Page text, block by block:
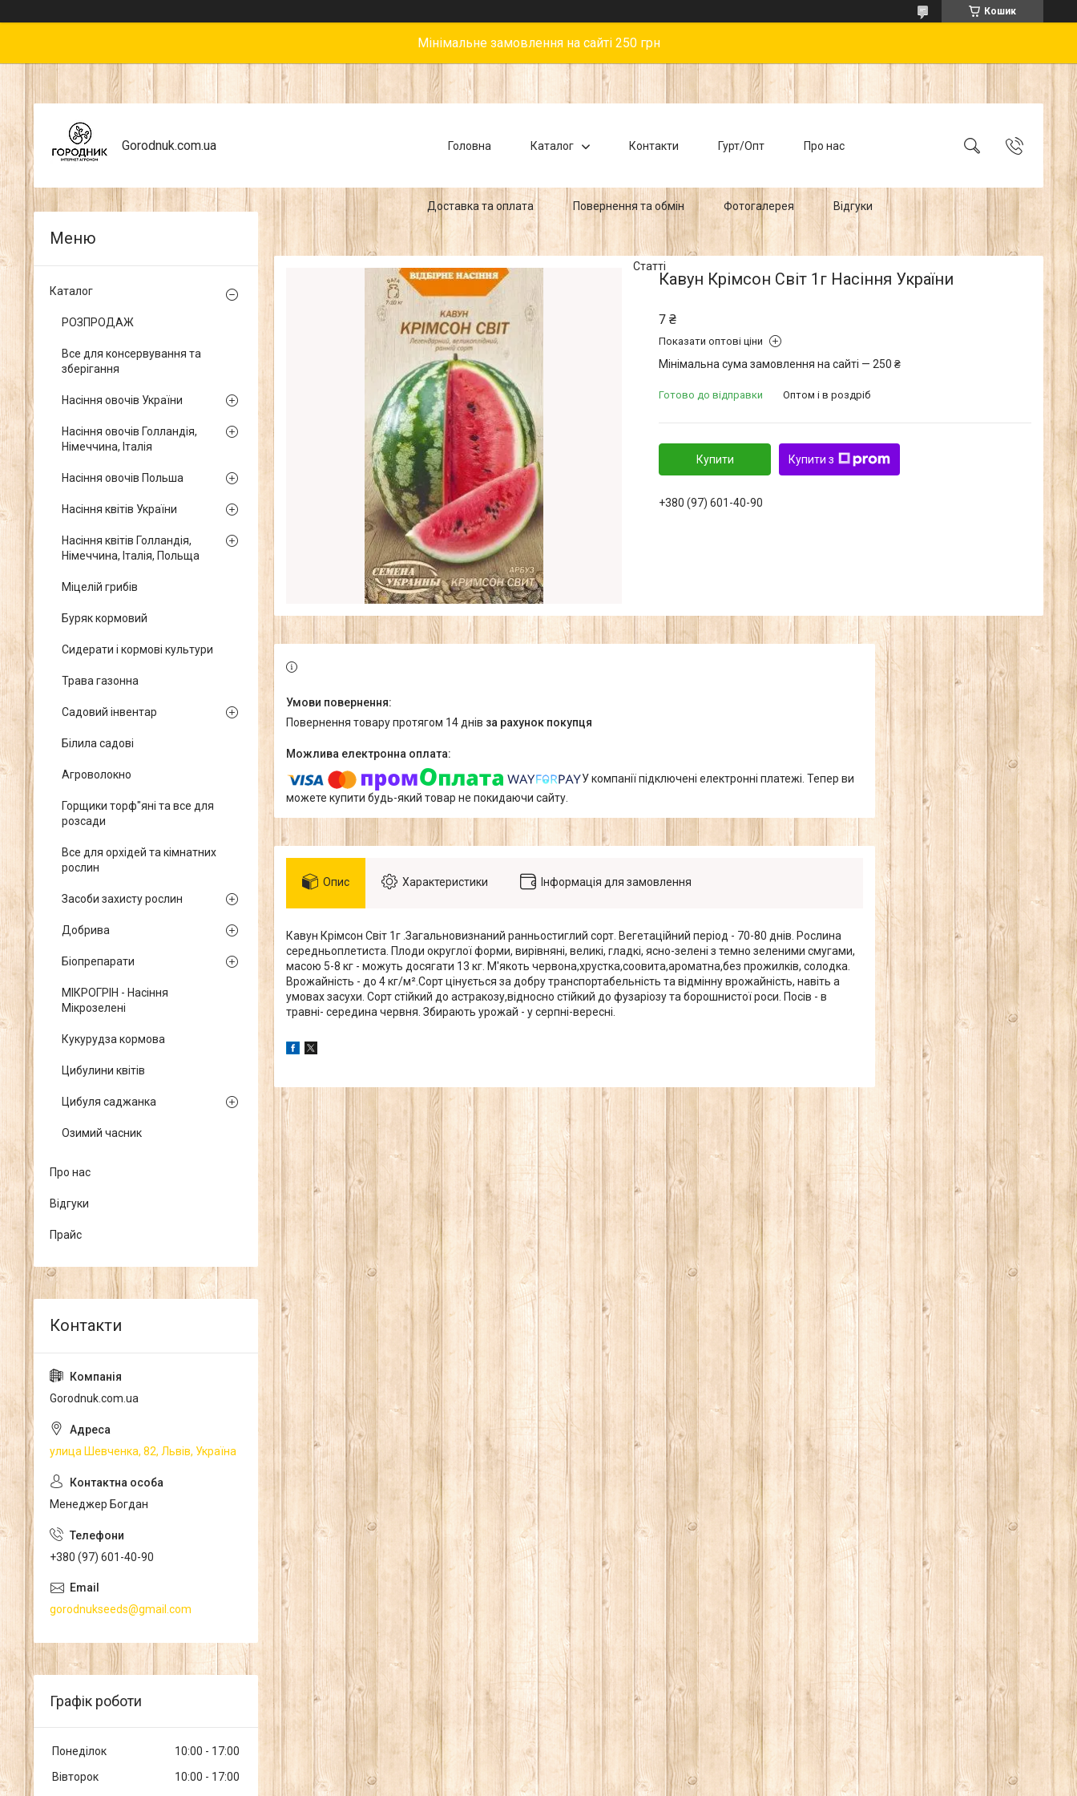
Кошик
Мінімальне замовлення на сайті 250 грн
Gorodnuk.com.ua Головна Каталог Контакти Гурт/Опт Про нас
Доставка та оплата Повернення та обмін Фотогалерея Відгуки
Статті
Кавун Крімсон Світ 1г Насіння України
7 ₴
Показати оптові ціни
Мінімальна сума замовлення на сайті — 250 ₴
Готово до відправки Оптом і в роздріб
Купити Купити з
+380 (97) 601-40-90
повернення товару протягом 14 днів за рахунок покупця
У компанії підключені електронні платежі. Тепер ви
можете купити будь-який товар не покидаючи сайту.
Опис Характеристики Інформація для замовлення
Кавун Крімсон Світ 1г .Загальновизнаний ранньостиглий сорт. Вегетаційний період - 70-80 днів. Рослина
середньоплетиста. Плоди округлої форми, вирівняні, великі, гладкі, ясно-зелені з темно зеленими смугами,
масою 5-8 кг - можуть досягати 13 кг. М'якоть червона,хрустка,соовита,ароматна,без прожилків, солодка.
Врожайність - до 4 кг/м².Сорт цінується за добру транспортабельність та відмінну врожайність, навіть а
умовах засухи. Сорт стійкий до астракозу,відносно стійкий до фузаріозу та борошнистої роси. Посів - в
травні- середина червня. Збирають урожай - у серпні-вересні.
Каталог
РОЗПРОДАЖ
Все для консервування та
зберігання
Насіння овочів України
Насіння овочів Голландія,
Німеччина, Італія
Насіння овочів Польша
Насіння квітів України
Насіння квітів Голландія,
Німеччина, Італія, Польща
Міцелій грибів
Буряк кормовий
Сидерати і кормові культури
Трава газонна
Садовий інвентар
Білила садові
Агроволокно
Горщики торф"яні та все для
розсади
Все для орхідей та кімнатних
рослин
Засоби захисту рослин
Добрива
Біопрепарати
МІКРОГРІН - Насіння
Мікрозелені
Кукурудза кормова
Цибулини квітів
Цибуля саджанка
Озимий часник
Про нас
Відгуки
Прайс
Gorodnuk.com.ua
улица Шевченка, 82, Львів, Україна
Менеджер Богдан
+380 (97) 601-40-90
gorodnukseeds@gmail.com
Графік роботи
Понеділок 10:00
17:00
Вівторок
10:00
17:00